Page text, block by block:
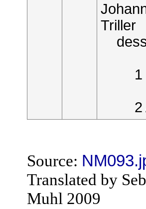
Triller
2
Source:
Translated by
Muhl 2009